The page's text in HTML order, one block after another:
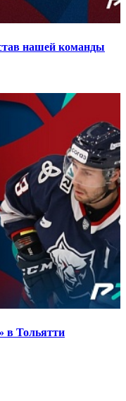
нашей команды
в Тольятти